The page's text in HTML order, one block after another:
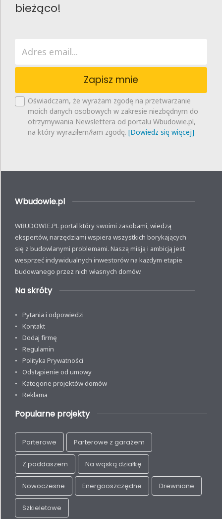
bieżąco!
Zapisz mnie
Oświadczam, że wyrażam zgodę na przetwarzanie
moich danych osobowych w zakresie niezbędnym do
otrzymywania Newslettera od portalu Wbudowie.pl,
na który wyraziłem/łam zgodę. [Dowiedz się więcej]
Wbudowie.pl
WBUDOWIE.PL portal który swoimi zasobami, wiedzą
ekspertów, narzędziami wspiera wszystkich borykających
się z budowlanymi problemami. Naszą misją i ambicją jest
wesprzeć indywidualnych inwestorów na każdym etapie
budowanego przez nich własnych domów.
Na skróty
Pytania i odpowiedzi
Kontakt
Dodaj firmę
Regulamin
Polityka Prywatności
Odstąpienie od umowy
Kategorie projektów domów
Reklama
Popularne projekty
Parterowe Parterowe z garażem
Z poddaszem Na wąską działkę
Nowoczesne Energooszczędne Drewniane
Szkieletowe